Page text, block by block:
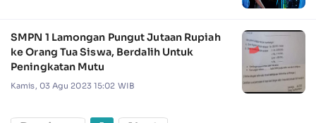
SMPN 1 Lamongan Pungut Jutaan Rupiah
ke Orang Tua Siswa, Berdalih Untuk
Peningkatan Mutu
Kamis, 03 Agu 2023 15:02 WIB